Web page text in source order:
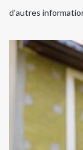
d'autres